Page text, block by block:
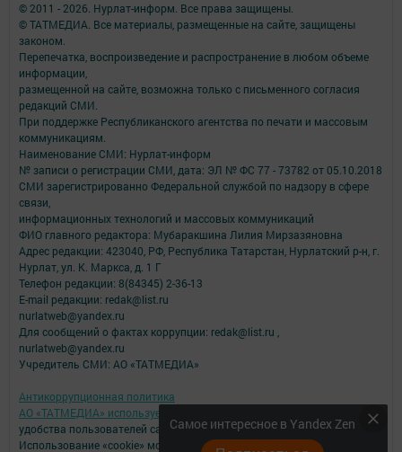
Самое интересное в Yandex Zen
© 2011 - 2026. Нурлат-⁠информ. Все права защищены.
© ТАТМЕДИА. Все материалы, размещенные на сайте, защищены
законом.
Перепечатка, воспроизведение и распространение в любом объеме
информации,
размещенной на сайте, возможна только с письменного согласия
редакций СМИ.
При поддержке Республиканского агентства по печати и массовым
коммуникациям.
Наименование СМИ: Нурлат-⁠информ
№ записи о регистрации СМИ, дата: ЭЛ № ФС 77 -⁠ 73782 от 05.10.2018
СМИ зарегистрированно Федеральной службой по надзору в сфере
связи,
информационных технологий и массовых коммуникаций
ФИО главного редактора: Мубаракшина Лилия Мирзазяновна
Адрес редакции: 423040, РФ, Республика Татарстан, Нурлатский р-н, г.
Нурлат, ул. К. Маркса, д. 1 Г
Телефон редакции: 8(84345) 2-36-13
E-mail редакции: redak@list.ru
nurlatweb@yandex.ru
Для сообщений о фактах коррупции: redak@list.ru ,
nurlatweb@yandex.ru
Учредитель СМИ: АО «ТАТМЕДИА»
Антикоррупционная политика
АО «ТАТМЕДИА» использует «cookie»
для персонализации сервисов и
удобства пользователей сайтом.
Использование «cookie» можно отменить в настройках браузера.